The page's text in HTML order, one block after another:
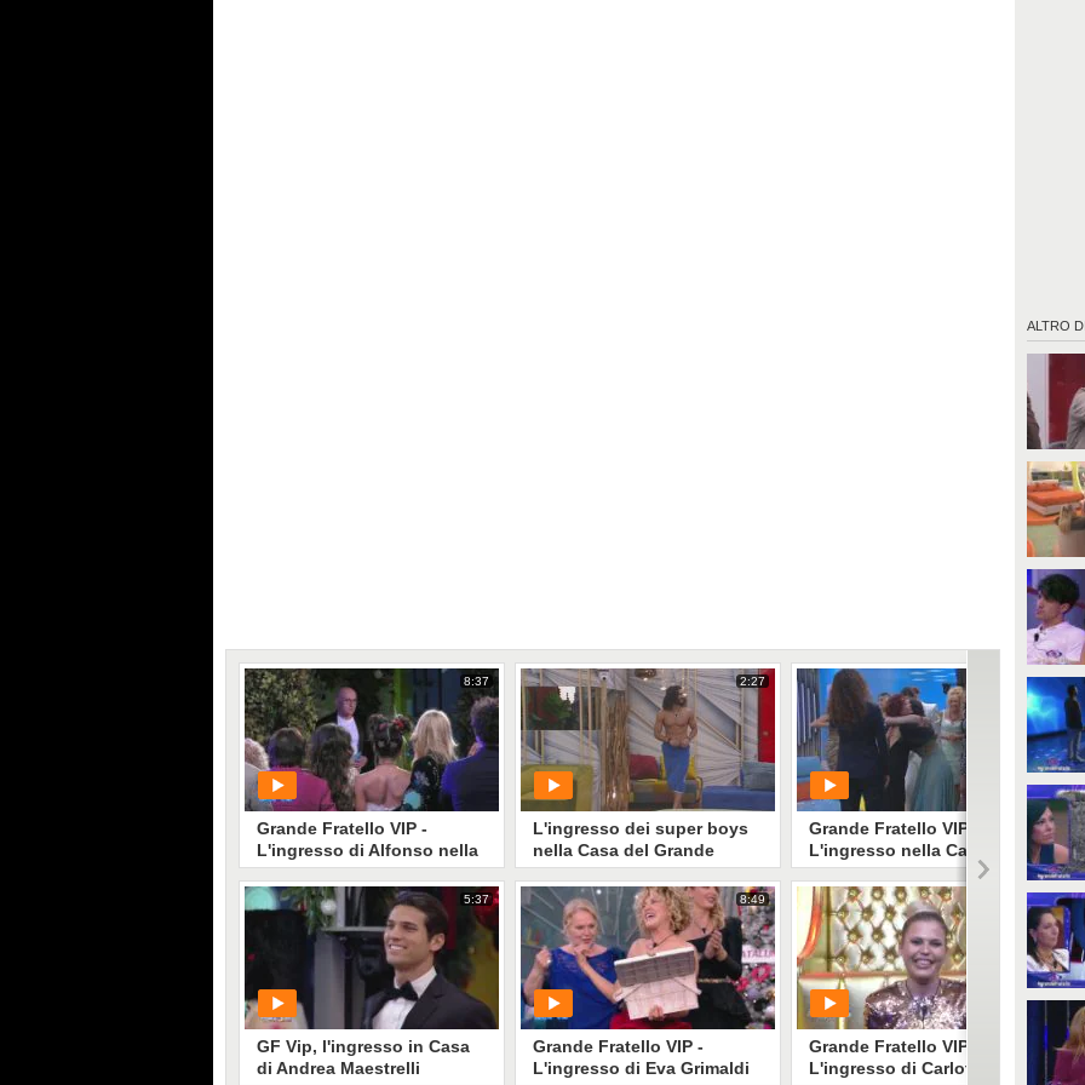
ALTRO DI
8:37
Grande Fratello VIP -
L'ingresso di Alfonso nella
Casa
PLAY
23412 Mediaset
5:37
GF Vip, l'ingresso in Casa
di Andrea Maestrelli
2:27
L'ingresso dei super boys
nella Casa del Grande
Fratello Vip
PLAY
20276• diMediaset
8:49
Grande Fratello VIP -
L'ingresso di Eva Grimaldi
7:19
Grande Fratello VIP -
L'ingresso nella Casa di
Alda D'Eusanio
PLAY
4818• diMediaset
5:45
Grande Fratello VIP -
L'ingresso di Carlotta